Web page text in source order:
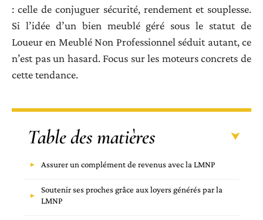
: celle de conjuguer sécurité, rendement et souplesse.
Si l’idée d’un bien meublé géré sous le statut de
Loueur en Meublé Non Professionnel séduit autant, ce
n’est pas un hasard. Focus sur les moteurs concrets de
cette tendance.
Table des matières
Assurer un complément de revenus avec la LMNP
Soutenir ses proches grâce aux loyers générés par la
LMNP